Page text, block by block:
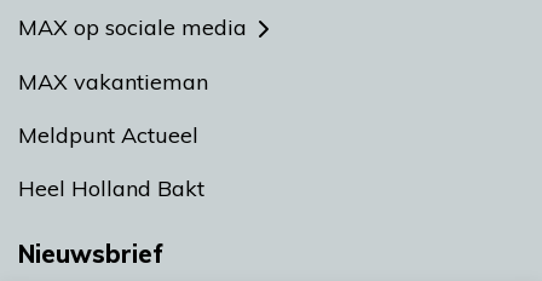
MAX op sociale media
MAX vakantieman
Meldpunt Actueel
Heel Holland Bakt
Nieuwsbrief